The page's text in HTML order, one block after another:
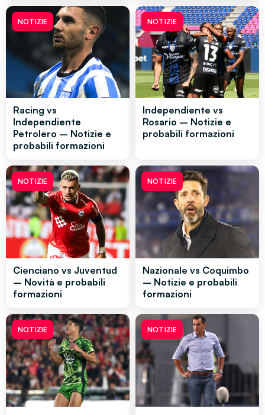
NOTIZIE
Racing vs
Independiente
Petrolero – Notizie e
probabili formazioni
NOTIZIE
Independiente vs
Rosario – Notizie e
probabili formazioni
NOTIZIE
Cienciano vs Juventud
– Novità e probabili
formazioni
NOTIZIE
Nazionale vs Coquimbo
– Notizie e probabili
formazioni
NOTIZIE NOTIZIE